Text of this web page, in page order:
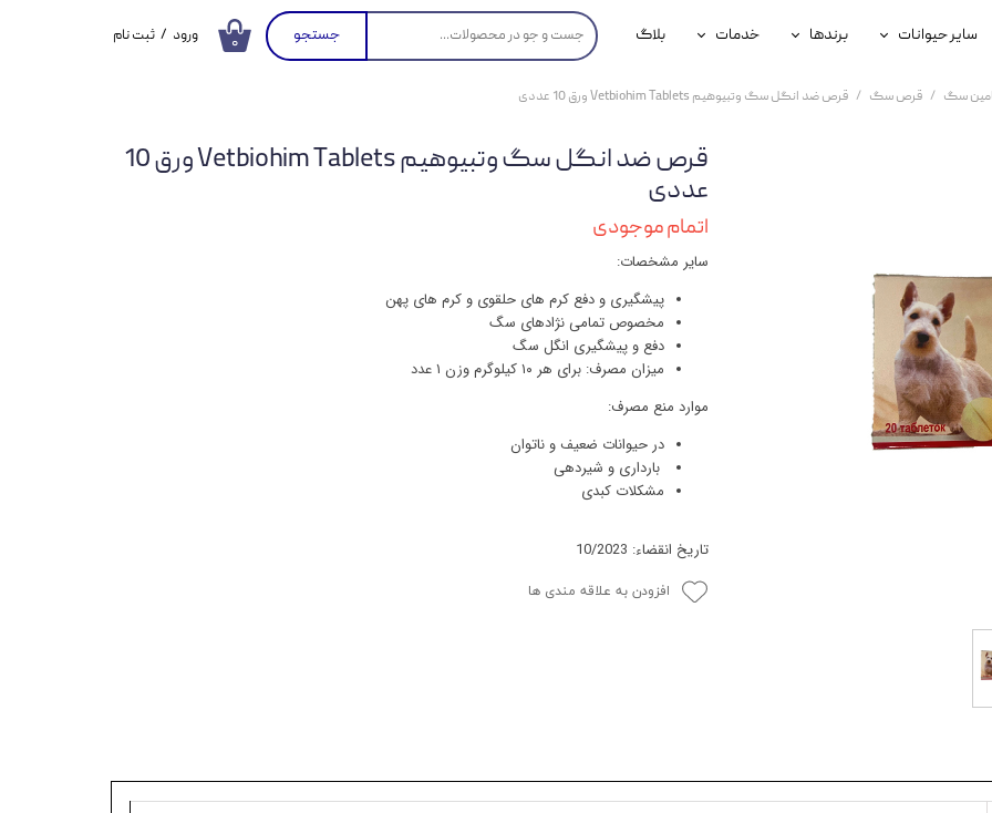
۰ جستجو سایر حیوانات
محصولات پرندگان
برندها
جوسرا
خدمات
خدمات آنلاین دامپزشکی
بلاگ ورود / ثبت نام
سفارشات
سگ قرص سگ قرص ضد انگل سگ وتبیوهیم Vetbiohim Tablets ورق 10 عددی
قرص ضد انگل سگ وتبیوهیم Vetbiohim Tablets ورق 10
عددی
اتمام موجودی
سایر مشخصات:
پیشگیری و دفع کرم های حلقوی و کرم های پهن
مخصوص تمامی نژادهای سگ
دفع و پیشگیری انگل سگ
میزان مصرف: برای هر ۱۰ کیلوگرم وزن ۱ عدد
موارد منع مصرف:
در حیوانات ضعیف و ناتوان
بارداری و شیردهی
مشکلات کبدی
تاریخ انقضاء: 10/2023
افزودن به علاقه مندی ها